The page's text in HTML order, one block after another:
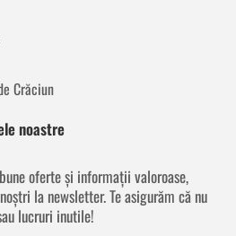
Crăciun
noastre
oferte și informații valoroase,
la newsletter. Te asigurăm că nu
lucruri inutile!